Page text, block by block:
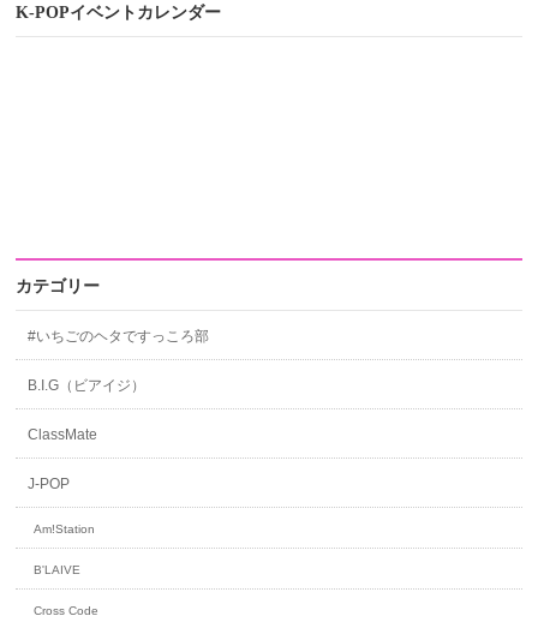
K-POPイベントカレンダー
カテゴリー
#いちごのヘタですっころ部
B.I.G（ビアイジ）
ClassMate
J-POP
Am!Station
B'LAIVE
Cross Code